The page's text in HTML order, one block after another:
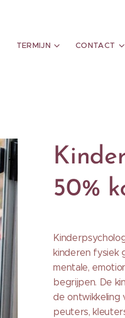
TERMIJN CONTACT
50%
kinderen fysiek
mentale,
begrijpen. De
de ontwikkeling
peuters,